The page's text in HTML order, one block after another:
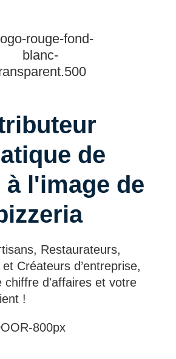
de
à l'image de
Restaurateurs,
Créateurs d’entreprise,
chiffre d'affaires et votre
!